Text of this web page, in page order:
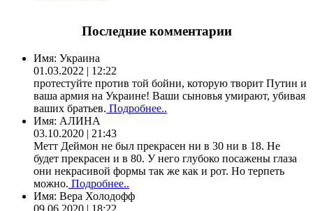
Последние комментарии
Имя: Украина
01.03.2022 | 12:22
протестуйте против той бойни, которую творит Путин и
ваша армия на Украине! Ваши сыновья умирают, убивая
ваших братьев. Подробнее..
Имя: АЛИНА
03.10.2020 | 21:43
Метт Деймон не был прекрасен ни в 30 ни в 18. Не
будет прекрасен и в 80. У него глубоко посажены глаза
они некрасивой формы так же как и рот. Но терпеть
можно. Подробнее..
Имя: Вера Холодофф
09.06.2020 | 18:22